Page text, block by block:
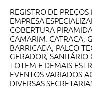
Sistema de Bibliotecas
Atribuição de Aulas
Contas Públicas
Contratos
REGISTRO DE
EMPRESA
COBERTURA
CAMARIM, CATRACA,
BARRICADA, PALCO
GERADOR, SANITÁRIO
TOTEM E DEMAIS
EVENTOS VARIADOS
DIVERSAS